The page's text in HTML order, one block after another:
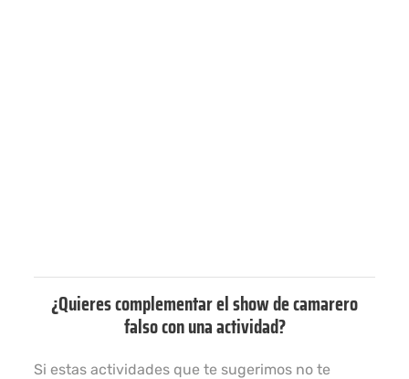
¿Quieres complementar el show de camarero
falso con una actividad?
Si estas actividades que te sugerimos no te